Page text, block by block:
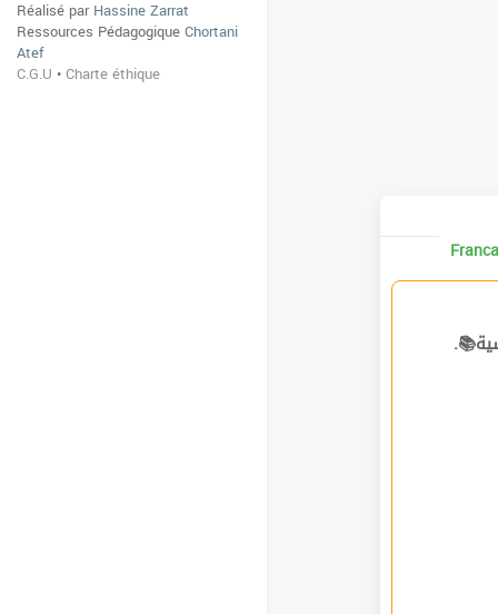
Réalisé parHassine Zarrat
Ressources PédagogiqueChortani
Atef
C.G.U •Charte éthique